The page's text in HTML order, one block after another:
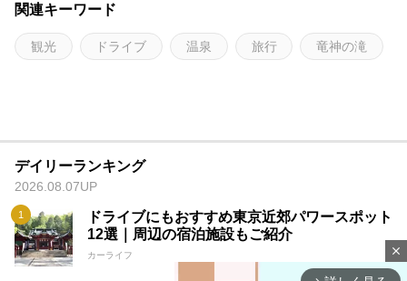
関連キーワード
観光 ドライブ 温泉 旅行 竜神の滝
デイリーランキング
2026.08.07UP
ドライブにもおすすめ東京近郊パワースポット
12選｜周辺の宿泊施設もご紹介
カーライフ close